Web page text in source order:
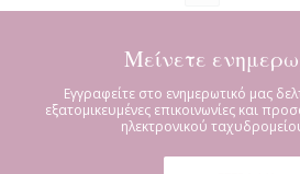
Μείνετε
Εγγραφείτε στο ενημερωτικό μας
εξατομικευμένες επικοινωνίες και
ηλεκτρονικού